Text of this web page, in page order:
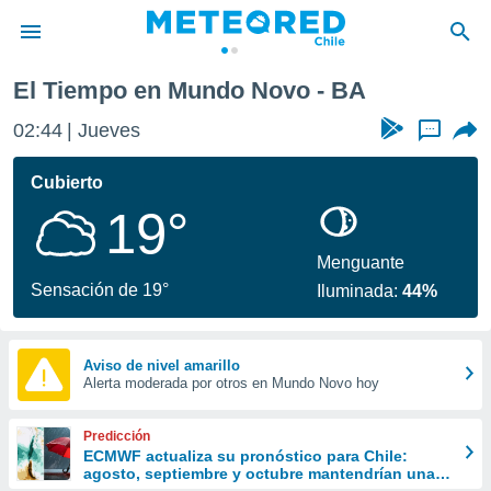
de
por
se
calidad.
a este
las
y
forma
digital
basada
El Tiempo en Mundo Novo - BA
02:44 Jueves ...
Cubierto
19°
Sensación de 19°
Menguante
Iluminada:44%
Aviso de nivel amarillo
Alerta moderada por otros en Mundo Novo hoy
Predicción
ECMWF actualiza su pronóstico para Chile:
agosto, septiembre y octubre mantendrían una